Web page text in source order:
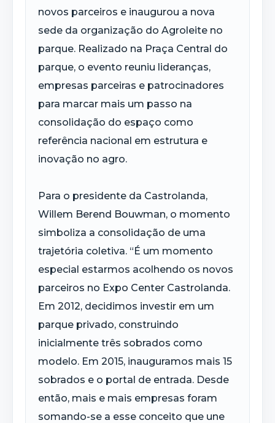
novos parceiros e inaugurou a nova
sede da organização do Agroleite no
parque. Realizado na Praça Central do
parque, o evento reuniu lideranças,
empresas parceiras e patrocinadores
para marcar mais um passo na
consolidação do espaço como
referência nacional em estrutura e
inovação no agro.
Para o presidente da Castrolanda,
Willem Berend Bouwman, o momento
simboliza a consolidação de uma
trajetória coletiva. “É um momento
especial estarmos acolhendo os novos
parceiros no Expo Center Castrolanda.
Em 2012, decidimos investir em um
parque privado, construindo
inicialmente três sobrados como
modelo. Em 2015, inauguramos mais 15
sobrados e o portal de entrada. Desde
então, mais e mais empresas foram
somando-se a esse conceito que une